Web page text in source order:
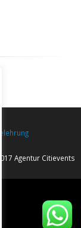
Agentur Citievents